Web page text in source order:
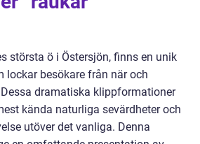
största ö i Östersjön, finns en unik
lockar besökare från när och
dramatiska klippformationer
kända naturliga sevärdheter och
utöver det vanliga. Denna